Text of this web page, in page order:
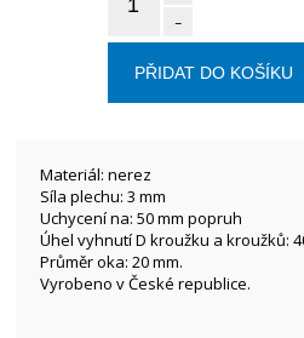
-
Materiál: nerez
Síla plechu: 3 mm
Uchycení na: 50 mm popruh
Úhel vyhnutí D kroužku a kroužků:
Průměr oka: 20 mm.
Vyrobeno v České republice.